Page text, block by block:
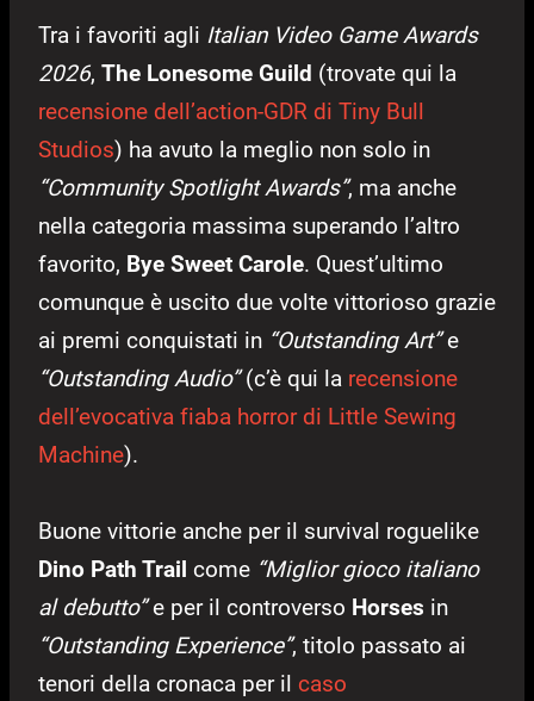
Tra i favoriti agli Italian Video Game Awards
2026, The Lonesome Guild (trovate qui la
recensione dell’action-GDR di Tiny Bull
Studios) ha avuto la meglio non solo in
“Community Spotlight Awards”, ma anche
nella categoria massima superando l’altro
favorito, Bye Sweet Carole. Quest’ultimo
comunque è uscito due volte vittorioso grazie
ai premi conquistati in “Outstanding Art”e
“Outstanding Audio”(c’è qui la recensione
dell’evocativa fiaba horror di Little Sewing
Machine).
Buone vittorie anche per il survival roguelike
Dino Path Trail come “Miglior gioco italiano
al debutto”e per il controverso Horses in
“Outstanding Experience”, titolo passato ai
tenori della cronaca per il caso